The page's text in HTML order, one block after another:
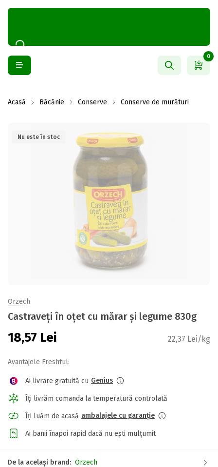
0
Acasă Băcănie Conserve Conserve de murături
Nu este în stoc
Orzech
Castraveți în oțet cu mărar și legume 830g
18,57 Lei 22,37 Lei/kg
Avantajele Freshful:
Ai livrare gratuită cu Genius
Îți livrăm comanda la temperatură controlată
Îți luăm de acasă ambalajele cu garanție
Ai banii înapoi rapid dacă nu ești mulțumit
De la același brand: Orzech